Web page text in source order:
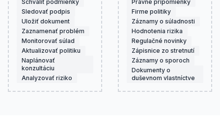
Schváliť podmienky
Sledovať podpis
Uložiť dokument
Zaznamenať problém
Monitorovať súlad
Aktualizovať politiku
Naplánovať
konzultáciu
Analyzovať riziko
Právne pripomienky
Firme politiky
Záznamy o súladnosti
Hodnotenia rizika
Regulačné novinky
Zápisnice zo stretnutí
Záznamy o sporoch
Dokumenty o
duševnom vlastníctve